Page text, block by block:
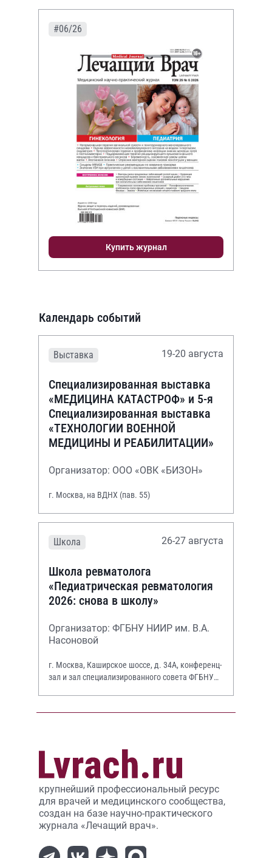
#06/26
Купить журнал
Календарь событий
Выставка 19-20 августа
Специализированная выставка
«МЕДИЦИНА КАТАСТРОФ» и 5-я
Специализированная выставка
«ТЕХНОЛОГИИ ВОЕННОЙ
МЕДИЦИНЫ И РЕАБИЛИТАЦИИ»
Организатор: ООО «ОВК «БИЗОН»
г. Москва, на ВДНХ (пав. 55)
Школа 26-27 августа
Школа ревматолога
«Педиатрическая ревматология
2026: снова в школу»
Организатор: ФГБНУ НИИР им. В.А.
Насоновой
г. Москва, Каширское шоссе, д. 34А, конференц-
зал и зал специализированного совета ФГБНУ
крупнейший профессиональный ресурс
для врачей и медицинского сообщества,
создан на базе научно-практического
журнала «Лечащий врач».